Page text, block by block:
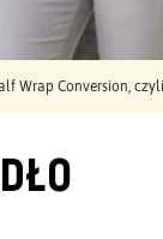
Wrap Conversion,